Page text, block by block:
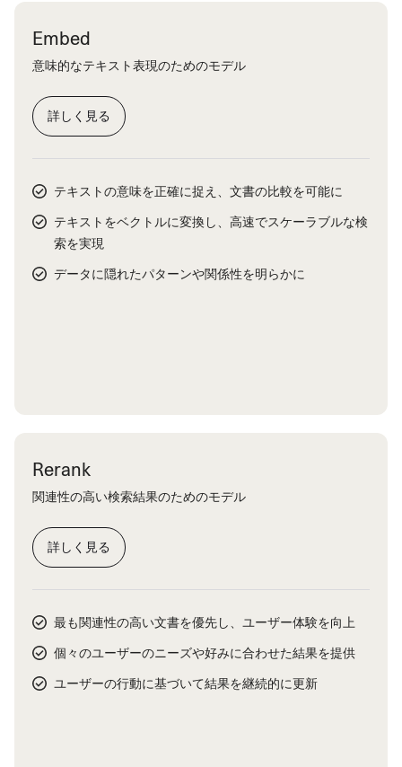
Embed
意味的なテキスト表現のためのモデル
詳しく見る
テキストの意味を正確に捉え、文書の比較を可能に
テキストをベクトルに変換し、高速でスケーラブルな検
索を実現
データに隠れたパターンや関係性を明らかに
Rerank
関連性の高い検索結果のためのモデル
詳しく見る
最も関連性の高い文書を優先し、ユーザー体験を向上
個々のユーザーのニーズや好みに合わせた結果を提供
ユーザーの行動に基づいて結果を継続的に更新